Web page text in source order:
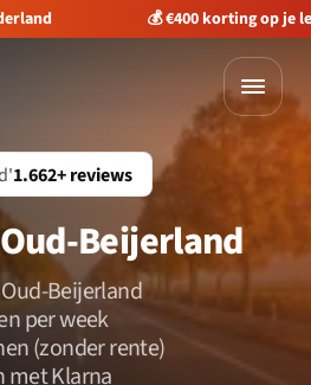
💰 €400 korting op je
1.662+ reviews
Beijerland
Beijerland
per week
(zonder rente)
met Klarna